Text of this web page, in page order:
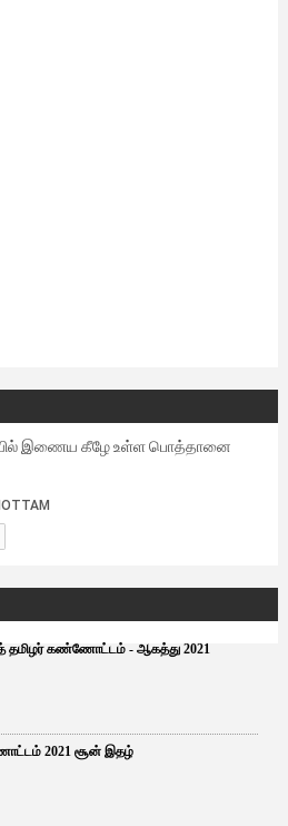
இணைய கீழே உள்ள பொத்தானை
தமிழர் கண்ணோட்டம் - ஆகத்து 2021
2021 சூன் இதழ்